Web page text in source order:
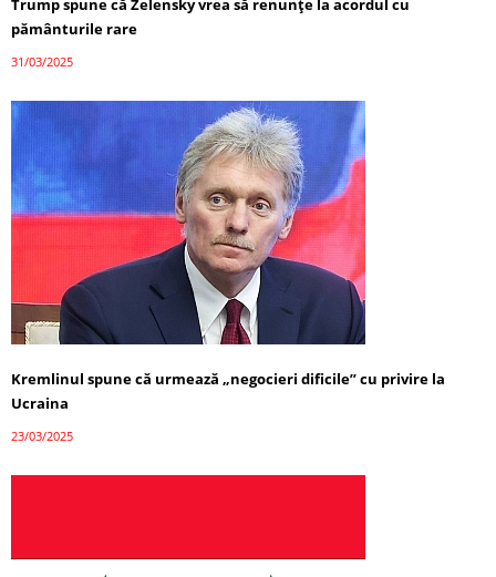
Trump spune că Zelensky vrea să renunțe la acordul cu
pământurile rare
31/03/2025
Kremlinul spune că urmează „negocieri dificile” cu privire la
Ucraina
23/03/2025